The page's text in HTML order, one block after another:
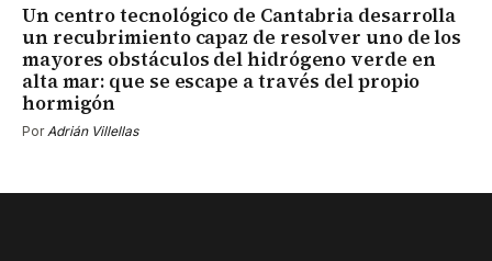
Un centro tecnológico de Cantabria desarrolla
un recubrimiento capaz de resolver uno de los
mayores obstáculos del hidrógeno verde en
alta mar: que se escape a través del propio
hormigón
Por Adrián Villellas